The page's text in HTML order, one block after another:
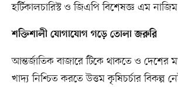
হর্টিকালচারিস্ট ও জিএপি বিশেষজ্ঞ এম
শক্তিশালী যোগাযোগ গড়ে তোলা জরুরি
আন্তর্জাতিক বাজারে টিকে থাকতে ও দেশের
খাদ্য নিশ্চিত করতে উত্তম কৃষিচর্চার বিকল্প